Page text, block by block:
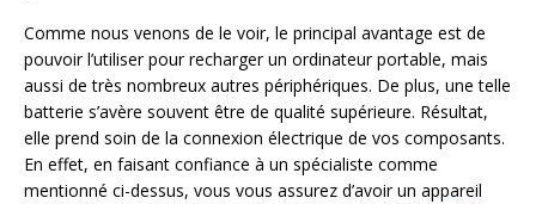
Comme nous venons de le voir, le principal avantage est de
pouvoir l’utiliser pour recharger un ordinateur portable, mais
aussi de très nombreux autres périphériques. De plus, une telle
batterie s’avère souvent être de qualité supérieure. Résultat,
elle prend soin de la connexion électrique de vos composants.
En effet, en faisant confiance à un spécialiste comme
mentionné ci-dessus, vous vous assurez d’avoir un appareil